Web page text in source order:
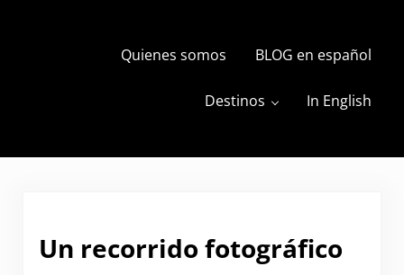
Quienes somos BLOG en español
Destinos In English
Un recorrido fotográfico